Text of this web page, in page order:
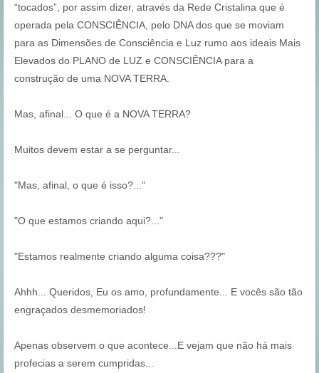
“tocados”, por assim dizer, através da Rede Cristalina que é
operada pela CONSCIÊNCIA, pelo DNA dos que se moviam
para as Dimensões de Consciência e Luz rumo aos ideais Mais
Elevados do PLANO de LUZ e CONSCIÊNCIA para a
construção de uma NOVA TERRA.
Mas, afinal... O que é a NOVA TERRA?
Muitos devem estar a se perguntar...
"Mas, afinal, o que é isso?..."
"O que estamos criando aqui?..."
"Estamos realmente criando alguma coisa???"
Ahhh... Queridos, Eu os amo, profundamente... E vocês são tão
engraçados desmemoriados!
Apenas observem o que acontece...E vejam que não há mais
profecias a serem cumpridas...